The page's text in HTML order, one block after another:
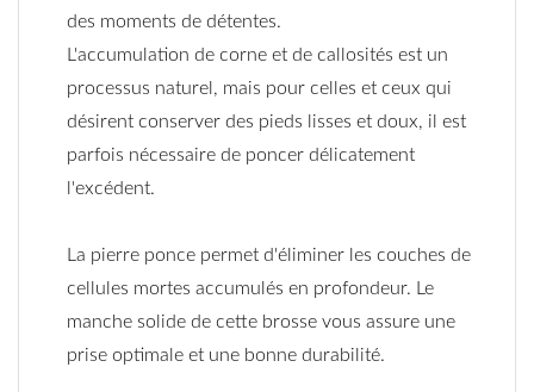
des moments de détentes.
L'accumulation de corne et de callosités est un
processus naturel, mais pour celles et ceux qui
désirent conserver des pieds lisses et doux, il est
parfois nécessaire de poncer délicatement
l'excédent.
La pierre ponce permet d'éliminer les couches de
cellules mortes accumulés en profondeur. Le
manche solide de cette brosse vous assure une
prise optimale et une bonne durabilité.